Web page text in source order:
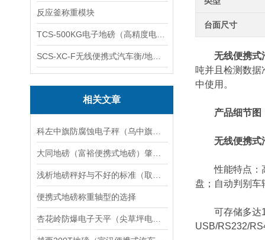
反应釜称重模块
相关文章
便携式地磅称重轴型的选择
台面尺寸
无线便携式
吨并且检测数
中使用。
产品细节图
无线便携式
性能特点：高
盘；自动判别车
可存储多达
USB/RS232/